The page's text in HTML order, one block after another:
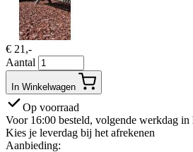
€ 21,-
Aantal
In Winkelwagen
Op voorraad
Voor 16:00 besteld, volgende werkdag in
Kies je leverdag bij het afrekenen
Aanbieding: